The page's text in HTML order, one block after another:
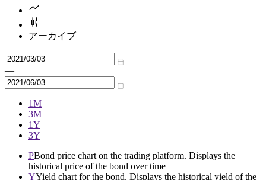
アーカイブ
—
1M
3M
1Y
3Y
PBond price chart on the trading platform. Displays the
historical price of the bond over time
YYield chart for the bond. Displays the historical yield of the